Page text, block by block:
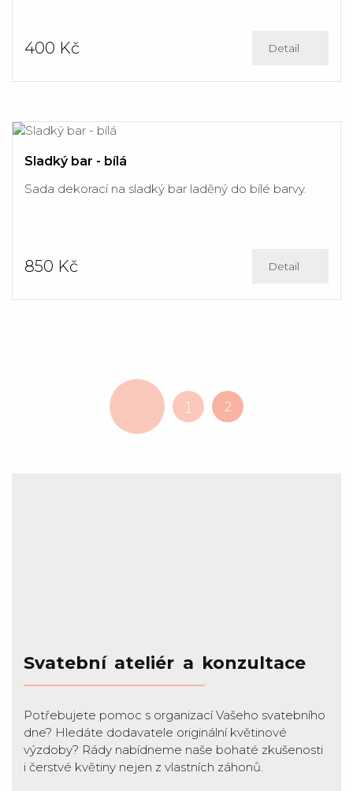
400 Kč Detail
Sladký bar - bílá
Sada dekorací na sladký bar laděný do bílé barvy.
850 Kč Detail
1 2
Svatební ateliér a konzultace
Potřebujete pomoc s organizací Vašeho svatebního
dne? Hledáte dodavatele originální květinové
výzdoby? Rády nabídneme naše bohaté zkušenosti
i čerstvé květiny nejen z vlastních záhonů.